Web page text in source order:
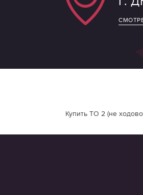
Купить ТО 2 (не